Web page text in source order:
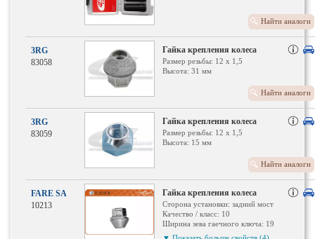
Поверхность: хромированныйНайти аналоги
3RG
83058
Гайка крепления колеса
Размер резьбы: 12 x 1,5
Высота: 31 мм
Найти аналоги
3RG
83059
Гайка крепления колеса
Размер резьбы: 12 x 1,5
Высота: 15 мм
Найти аналоги
FARE SA
10213
Гайка крепления колеса
Сторона установки: задний мост
Качество / класс: 10
Ширина зева гаечного ключа: 19
Толщина: 31 мм мм